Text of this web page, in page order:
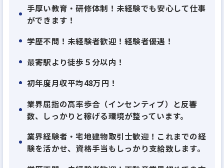
からの反響は右肩上がり。安定した経営基盤を築い
ています。
月頃には蒲田店の出店も予定しており、事業はまさに
拡大フェーズにあります。
名以上のルームアドバイザーをお迎えする予定です。
当社は、若手が中心となって各店舗を盛り上げてい
ます。先輩社員の約9割が未経験入社。前職は美容
手厚い教育・研修体制！未経験でも安心して仕事
ができます！
学歴不問！未経験者歓迎！経験者優遇！
最寄駅より徒歩５分以内！
初年度月収平均48万円！
業界屈指の高率歩合（インセンティブ）と反響
数、しっかりと稼げる環境が整っています。
業界経験者・宅地建物取引士歓迎！これまでの経
験を活かせ、資格手当もしっかり支給致します。